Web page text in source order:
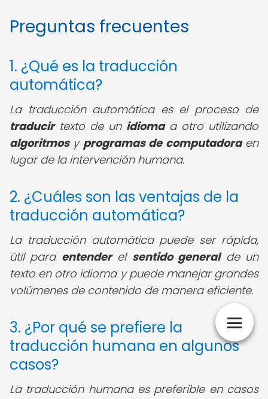
Preguntas frecuentes
1. ¿Qué es la traducción
automática?
La traducción automática es el proceso de
traducirtexto de un idiomaa otro utilizando
algoritmosy programas de computadoraen
lugar de la intervención humana.
2. ¿Cuáles son las ventajas de la
traducción automática?
La traducción automática puede ser rápida,
útil para entenderel sentido generalde un
texto en otro idioma y puede manejar grandes
volúmenes de contenido de manera eficiente.
3. ¿Por qué se prefiere la
traducción humana en algunos
casos?
La traducción humana es preferible en casos